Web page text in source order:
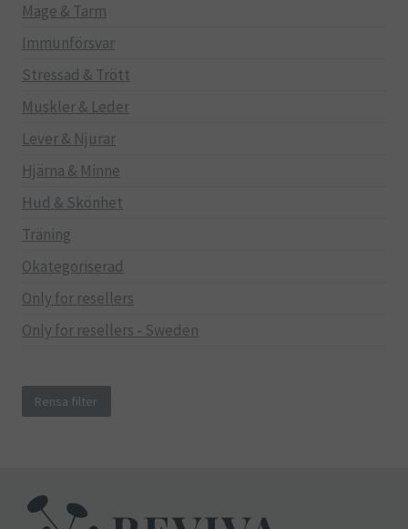
Mage & Tarm
Immunförsvar
Stressad & Trött
Muskler & Leder
Lever & Njurar
Hjärna & Minne
Hud & Skönhet
Träning
Okategoriserad
Only for resellers
Only for resellers - Sweden
Rensa filter